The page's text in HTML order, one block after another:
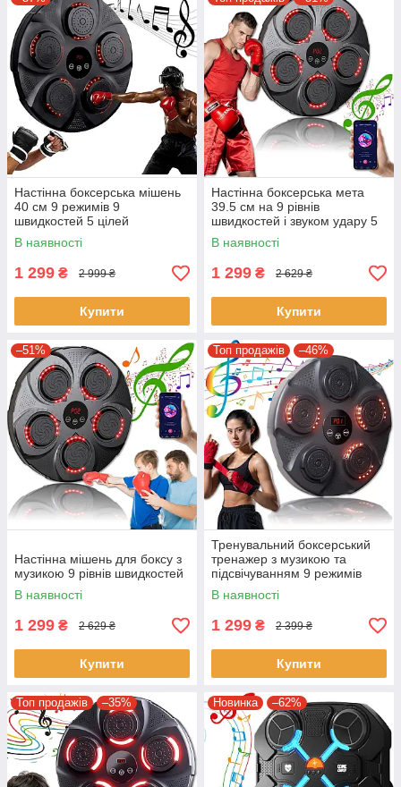
Настінна боксерська мішень
40 см 9 режимів 9
швидкостей 5 цілей
рукавички в комплекті
В наявності
1 299 ₴ 2 999 ₴
Купити
Настінна боксерська мета
39.5 см на 9 рівнів
швидкостей і звуком удару 5
цілей рукавички в комплекті
В наявності
1 299 ₴ 2 629 ₴
Купити
–51%
Настінна мішень для боксу з
музикою 9 рівнів швидкостей
В наявності
1 299 ₴ 2 629 ₴
Купити
Топ продажів –46%
Тренувальний боксерський
тренажер з музикою та
підсвічуванням 9 режимів
Настінна мішень для боксу
В наявності
1 299 ₴ 2 399 ₴
Купити
Топ продажів –35% Новинка –62%